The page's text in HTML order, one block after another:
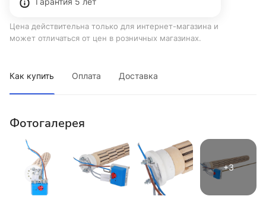
Цена действительна только для интернет-магазина и
может отличаться от цен в розничных магазинах.
Как купить Оплата Доставка
Фотогалерея